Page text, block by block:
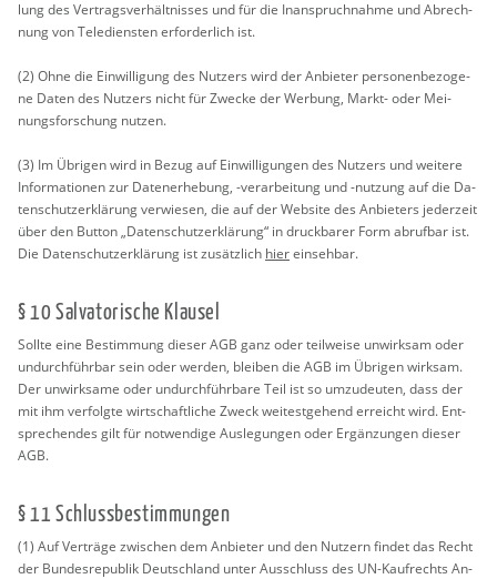
lung des Ver­trags­ver­hält­nis­ses und für die In­an­spruch­nah­me und Ab­rech­
nung von Te­le­diens­ten er­for­der­lich ist.
(2) Ohne die Ein­wil­li­gung des Nut­zers wird der An­bie­ter per­so­nen­be­zo­ge­
ne Daten des Nut­zers nicht für Zwe­cke der Wer­bung, Markt- oder Mei­
nungs­for­schung nut­zen.
(3) Im Üb­ri­gen wird in Bezug auf Ein­wil­li­gun­gen des Nut­zers und wei­te­re
In­for­ma­tio­nen zur Da­ten­er­he­bung, -ver­ar­bei­tung und -nut­zung auf die Da­
ten­schut­z­er­klä­rung ver­wie­sen, die auf der Web­site des An­bie­ters je­der­zeit
über den But­ton „Da­ten­schut­z­er­klä­rung“ in druck­ba­rer Form ab­ruf­bar ist.
Die Da­ten­schut­z­er­klä­rung ist zu­sätz­lich hierein­seh­bar.
§ 10 Sal­va­to­ri­sche Klau­sel
Soll­te eine Be­stim­mung die­ser AGB ganz oder teil­wei­se un­wirk­sam oder
un­durch­führ­bar sein oder wer­den, blei­ben die AGB im Üb­ri­gen wirk­sam.
Der un­wirk­sa­me oder un­durch­führ­ba­re Teil ist so um­zu­deu­ten, dass der
mit ihm ver­folg­te wirt­schaft­li­che Zweck wei­test­ge­hend er­reicht wird. Ent­
spre­chen­des gilt für not­wen­di­ge Aus­le­gun­gen oder Er­gän­zun­gen die­ser
AGB.
§ 11 Schluss­be­stim­mun­gen
(1) Auf Ver­trä­ge zwi­schen dem An­bie­ter und den Nut­zern fin­det das Recht
der Bun­des­re­pu­blik Deutsch­land unter Aus­schluss des UN-Kauf­rechts An­